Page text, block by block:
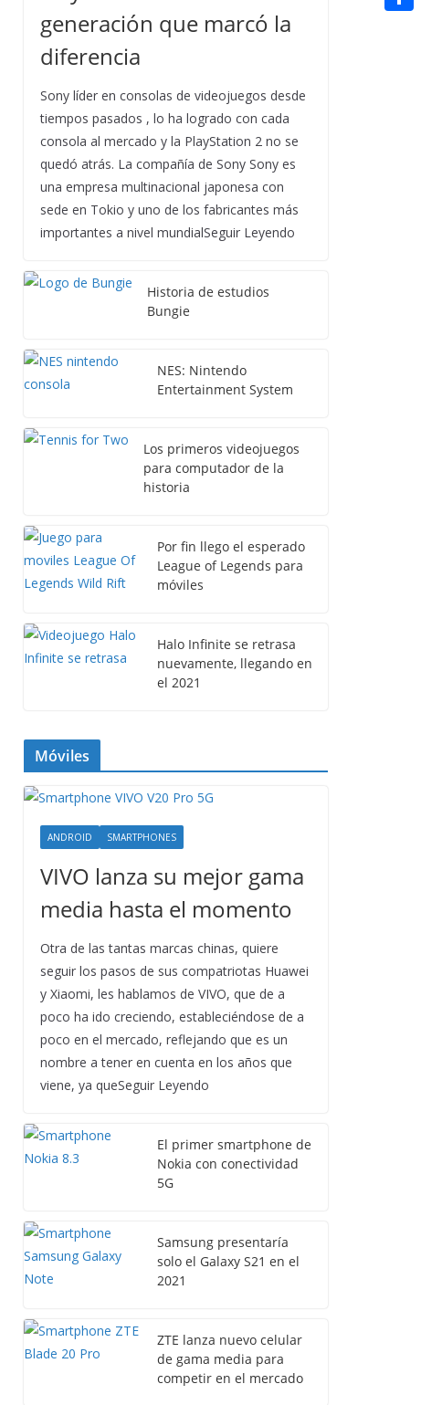
generación que marcó la
diferencia
Sony líder en consolas de videojuegos desde
tiempos pasados , lo ha logrado con cada
consola al mercado y la PlayStation 2 no se
quedó atrás. La compañía de Sony Sony es
una empresa multinacional japonesa con
sede en Tokio y uno de los fabricantes más
importantes a nivel mundialSeguir Leyendo
Historia de estudios
Bungie
NES: Nintendo
Entertainment System
Los primeros videojuegos
para computador de la
historia
Por fin llego el esperado
League of Legends para
móviles
Halo Infinite se retrasa
nuevamente, llegando en
el 2021
Móviles
ANDROID SMARTPHONES
VIVO lanza su mejor gama
media hasta el momento
Otra de las tantas marcas chinas, quiere
seguir los pasos de sus compatriotas Huawei
y Xiaomi, les hablamos de VIVO, que de a
poco ha ido creciendo, estableciéndose de a
poco en el mercado, reflejando que es un
nombre a tener en cuenta en los años que
viene, ya queSeguir Leyendo
El primer smartphone de
Nokia con conectividad
5G
Samsung presentaría
solo el Galaxy S21 en el
2021
ZTE lanza nuevo celular
de gama media para
competir en el mercado
n
a